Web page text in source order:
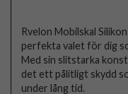
Rvelon Mobilskal
perfekta valet för dig
Med sin slitstarka
det ett pålitligt skydd
under lång tid.